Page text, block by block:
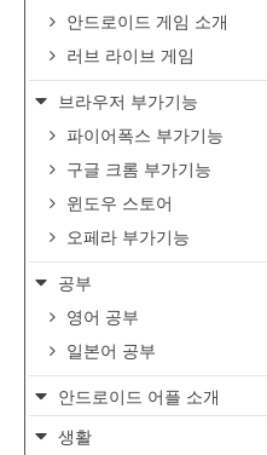
안드로이드 게임 소개
러브 라이브 게임
브라우저 부가기능
파이어폭스 부가기능
구글 크롬 부가기능
윈도우 스토어
오페라 부가기능
공부
영어 공부
일본어 공부
안드로이드 어플 소개
생활